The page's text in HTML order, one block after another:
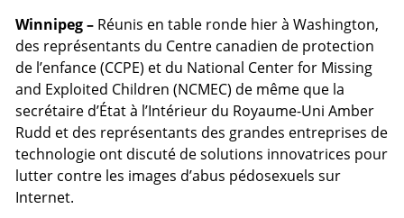
Winnipeg – Réunis en table ronde hier à Washington,
des représentants du Centre canadien de protection
de l’enfance (CCPE) et du National Center for Missing
and Exploited Children (NCMEC) de même que la
secrétaire d’État à l’Intérieur du Royaume-Uni Amber
Rudd et des représentants des grandes entreprises de
technologie ont discuté de solutions innovatrices pour
lutter contre les images d’abus pédosexuels sur
Internet.